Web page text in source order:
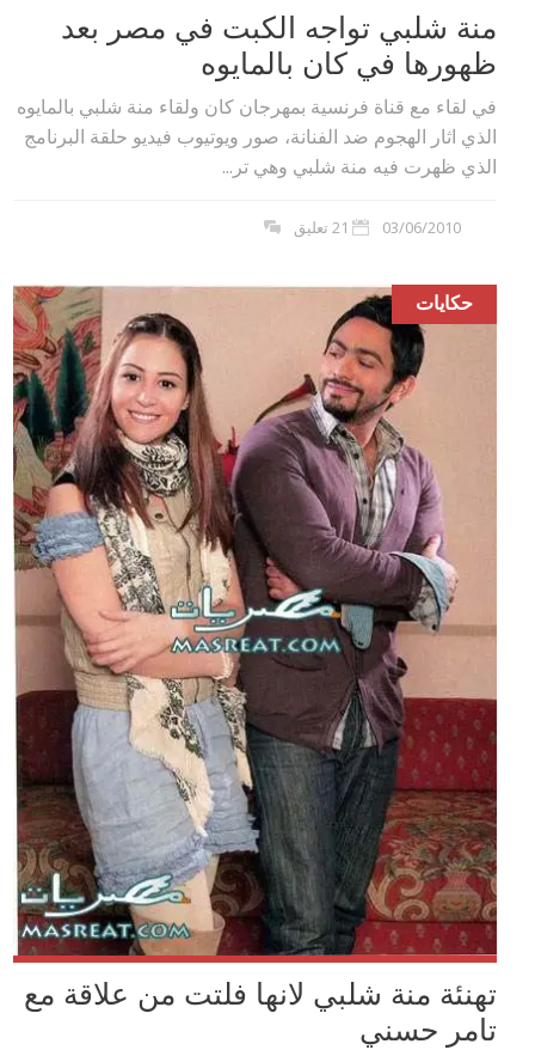
منة شلبي تواجه الكبت في مصر بعد
ظهورها في كان بالمايوه
في لقاء مع قناة فرنسية بمهرجان كان ولقاء منة شلبي بالمايوه
الذي اثار الهجوم ضد الفنانة، صور ويوتيوب فيديو حلقة البرنامج
الذي ظهرت فيه منة شلبي وهي تر...
03/06/2010 21 تعليق
حكايات
تهنئة منة شلبي لانها فلتت من علاقة مع
تامر حسني